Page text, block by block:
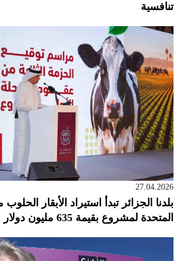
تنافسية
27.04.2026
بلدنا الجزائر تبدأ استيراد الأبقار
المتحدة لمشروع بقيمة 635 مليون دولار